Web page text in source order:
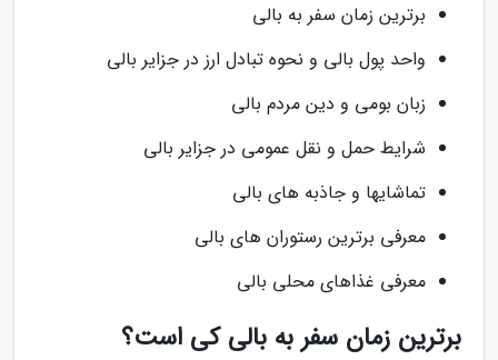
برترین زمان سفر به بالی
واحد پول بالی و نحوه تبادل ارز در جزایر بالی
زبان بومی و دین مردم بالی
شرایط حمل و نقل عمومی در جزایر بالی
تماشای­ها و جاذبه های بالی
معرفی برترین رستوران های بالی
معرفی غذاهای محلی بالی
برترین زمان سفر به بالی کی است؟